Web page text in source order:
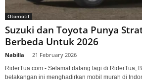
Otomotif
Suzuki dan Toyota Punya
Berbeda Untuk 2026
Nabilla 21 February 2026
RiderTua.com - Selamat datang lagi di RiderTua,
belakangan ini menghadirkan mobil murah di